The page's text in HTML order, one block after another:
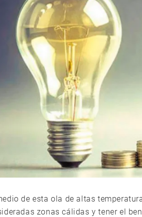
de esta ola de altas
zonas cálidas y tener el